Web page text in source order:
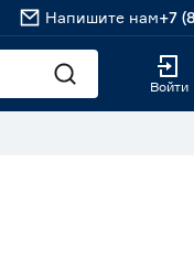
Напишите нам+7
Войти